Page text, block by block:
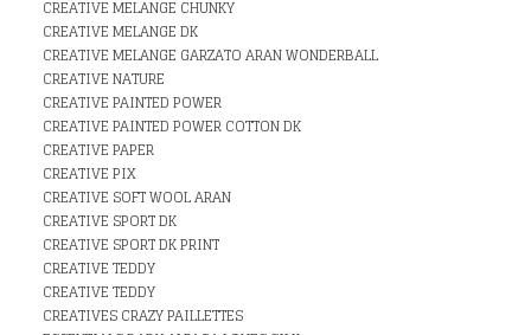
CREATIVE MELANGE CHUNKY
CREATIVE MELANGE DK
CREATIVE MELANGE GARZATO ARAN WONDERBALL
CREATIVE NATURE
CREATIVE PAINTED POWER
CREATIVE PAINTED POWER COTTON DK
CREATIVE PAPER
CREATIVE PIX
CREATIVE SOFT WOOL ARAN
CREATIVE SPORT DK
CREATIVE SPORT DK PRINT
CREATIVE TEDDY
CREATIVE TEDDY
CREATIVES CRAZY PAILLETTES